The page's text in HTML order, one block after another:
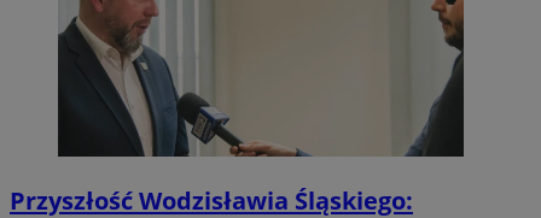
Przyszłość Wodzisławia Śląskiego: